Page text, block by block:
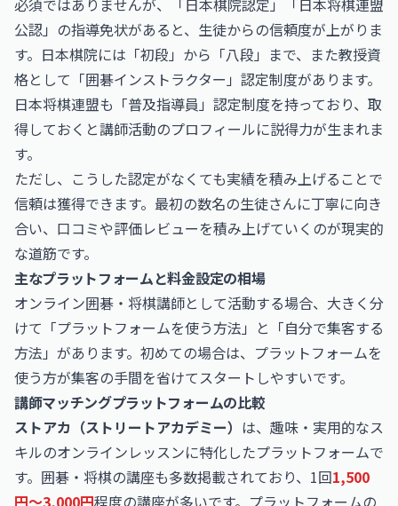
必須ではありませんが、「日本棋院認定」「日本将棋連盟
公認」の指導免状があると、生徒からの信頼度が上がりま
す。日本棋院には「初段」から「八段」まで、また教授資
格として「囲碁インストラクター」認定制度があります。
日本将棋連盟も「普及指導員」認定制度を持っており、取
得しておくと講師活動のプロフィールに説得力が生まれま
す。
ただし、こうした認定がなくても実績を積み上げることで
信頼は獲得できます。最初の数名の生徒さんに丁寧に向き
合い、口コミや評価レビューを積み上げていくのが現実的
な道筋です。
主なプラットフォームと料金設定の相場
オンライン囲碁・将棋講師として活動する場合、大きく分
けて「プラットフォームを使う方法」と「自分で集客する
方法」があります。初めての場合は、プラットフォームを
使う方が集客の手間を省けてスタートしやすいです。
講師マッチングプラットフォームの比較
ストアカ（ストリートアカデミー） は、趣味・実用的なス
キルのオンラインレッスンに特化したプラットフォームで
す。囲碁・将棋の講座も多数掲載されており、1回1,500
円〜3,000円程度の講座が多いです。プラットフォームの